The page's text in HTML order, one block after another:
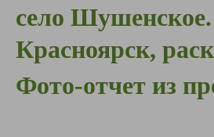
село
Красноярск,
Фото-отчет из